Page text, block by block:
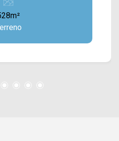
do condomínio e com
está próximo
Bazaneli, Av. Antônio
São Vicente e Pague
Imóveis e agende a sua